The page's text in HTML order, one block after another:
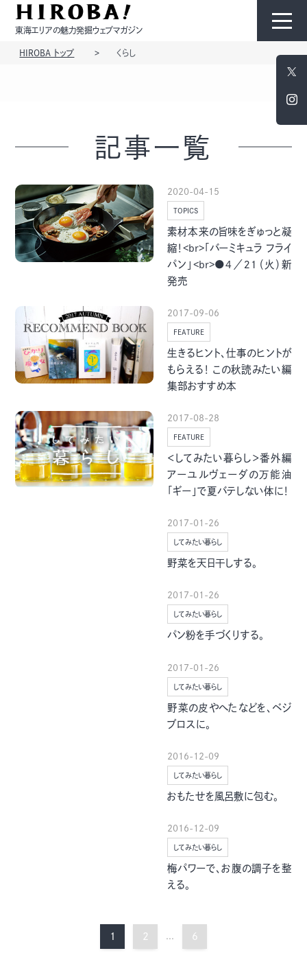
東海エリアの魅力発掘ウェブマガジン
モノ
季節・まち まち・スポット
ノスタルジック
さんぽ
自転車・まち
イベント
検索する
CLOSE
HIROBA トップ くらし
記事一覧
2020-04-15
TOPICS
素材本来の旨味をぎゅっと凝
縮！<br>「バーミキュラ フライ
パン」<br>●４／２１（火）新
発売
2017-09-06
FEATURE
生きるヒント、仕事のヒントが
もらえる！ この秋読みたい編
集部おすすめ本
2017-08-28
FEATURE
＜してみたい暮らし＞番外編
アーユルヴェーダの万能油
「ギー」で夏バテしない体に！
2017-01-26
してみたい暮らし
野菜を天日干しする。
2017-01-26
してみたい暮らし
パン粉を手づくりする。
2017-01-26
してみたい暮らし
野菜の皮やへたなどを、ベジ
ブロスに。
2016-12-09
してみたい暮らし
おもたせを風呂敷に包む。
2016-12-09
してみたい暮らし
梅パワーで、お腹の調子を整
える。
1 2 ... 6